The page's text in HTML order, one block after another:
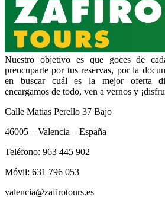
Nuestro objetivo es que goces de
preocuparte por tus reservas, por la
en buscar cuál es la mejor oferta
encargamos de todo, ven a vernos y
Calle Matias Perello 37 Bajo
46005 – Valencia – España
Teléfono: 963 445 902
Móvil: 631 796 053
valencia@zafirotours.es